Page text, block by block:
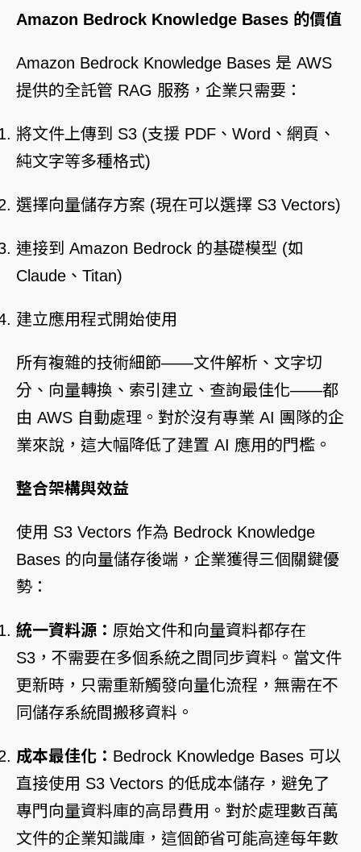
Amazon Bedrock Knowledge Bases 的價值
Amazon Bedrock Knowledge Bases 是 AWS
提供的全託管 RAG 服務，企業只需要：
將文件上傳到 S3 (支援 PDF、Word、網頁、
純文字等多種格式)
選擇向量儲存方案 (現在可以選擇 S3 Vectors)
連接到 Amazon Bedrock 的基礎模型 (如
Claude、Titan)
建立應用程式開始使用
所有複雜的技術細節——文件解析、文字切
分、向量轉換、索引建立、查詢最佳化——都
由 AWS 自動處理。對於沒有專業 AI 團隊的企
業來說，這大幅降低了建置 AI 應用的門檻。
整合架構與效益
使用 S3 Vectors 作為 Bedrock Knowledge
Bases 的向量儲存後端，企業獲得三個關鍵優
勢：
統一資料源： 原始文件和向量資料都存在
S3，不需要在多個系統之間同步資料。當文件
更新時，只需重新觸發向量化流程，無需在不
同儲存系統間搬移資料。
成本最佳化： Bedrock Knowledge Bases 可以
直接使用 S3 Vectors 的低成本儲存，避免了
專門向量資料庫的高昂費用。對於處理數百萬
文件的企業知識庫，這個節省可能高達每年數